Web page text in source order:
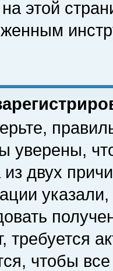
этой
уверены,
двух
требуется
чтобы